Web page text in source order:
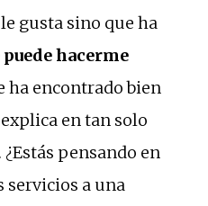
gusta sino que ha
hacerme
ha encontrado bien
en tan solo
pensando en
servicios a una